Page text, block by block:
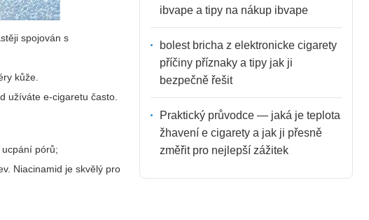
spojován s
kůže.
užíváte e‑cigaretu často.
pórů;
Niacinamid je skvělý pro
ibvape a tipy na nákup ibvape
bolest bricha z elektronicke cigarety
příčiny příznaky a tipy jak ji
bezpečně řešit
Praktický průvodce — jaká je teplota
žhavení e cigarety a jak ji přesně
změřit pro nejlepší zážitek